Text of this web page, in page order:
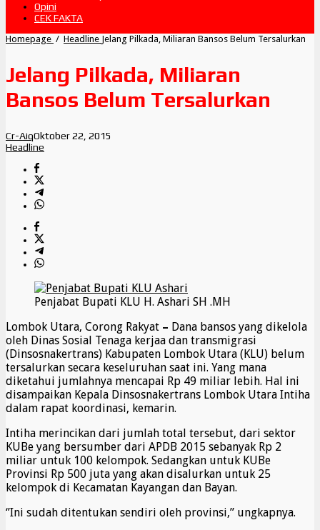
Opini
CEK FAKTA
Homepage / Headline Jelang Pilkada, Miliaran Bansos Belum Tersalurkan
Jelang Pilkada, Miliaran
Bansos Belum Tersalurkan
Cr-AiqOktober 22, 2015
Headline
Penjabat Bupati KLU H. Ashari SH .MH
Lombok Utara, Corong Rakyat – Dana bansos yang dikelola
oleh Dinas Sosial Tenaga kerjaa dan transmigrasi
(Dinsosnakertrans) Kabupaten Lombok Utara (KLU) belum
tersalurkan secara keseluruhan saat ini. Yang mana
diketahui jumlahnya mencapai Rp 49 miliar lebih. Hal ini
disampaikan Kepala Dinsosnakertrans Lombok Utara Intiha
dalam rapat koordinasi, kemarin.
Intiha merincikan dari jumlah total tersebut, dari sektor
KUBe yang bersumber dari APDB 2015 sebanyak Rp 2
miliar untuk 100 kelompok. Sedangkan untuk KUBe
Provinsi Rp 500 juta yang akan disalurkan untuk 25
kelompok di Kecamatan Kayangan dan Bayan.
‘’Ini sudah ditentukan sendiri oleh provinsi,” ungkapnya.